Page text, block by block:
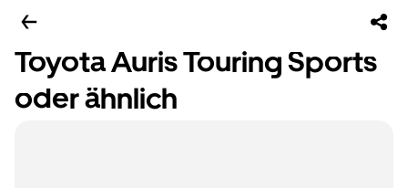
Toyota Auris Touring Sports
oder ähnlich